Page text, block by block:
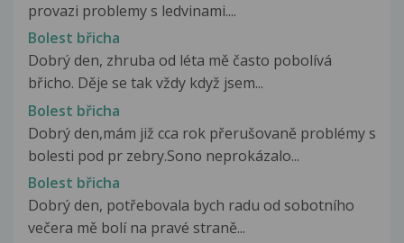
provazi problemy s ledvinami....
Bolest břicha
Dobrý den, zhruba od léta mě často pobolívá
břicho. Děje se tak vždy když jsem...
Bolest břicha
Dobrý den,mám již cca rok přerušovaně problémy s
bolesti pod pr zebry.Sono neprokázalo...
Bolest břicha
Dobrý den, potřebovala bych radu od sobotního
večera mě bolí na pravé straně...